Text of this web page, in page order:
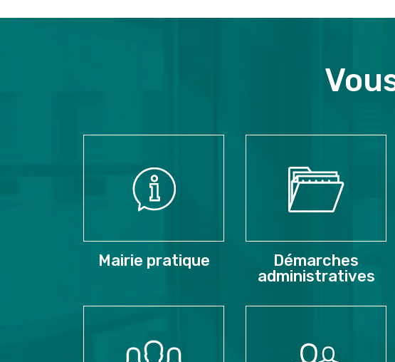
Mairie pratique
Démarches
administratives